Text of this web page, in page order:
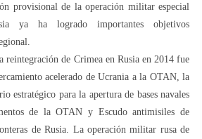
provisional de la operación militar especial
ya ha logrado importantes objetivos
de Crimea en Rusia en 2014 fue
acelerado de Ucrania a la OTAN, la
estratégico para la apertura de bases navales
de la OTAN y Escudo antimisiles de
de Rusia. La operación militar rusa de